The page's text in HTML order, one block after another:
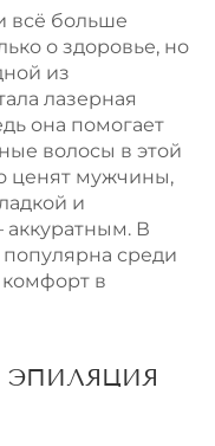
всё больше
о здоровье, но
из
лазерная
она помогает
волосы в этой
ценят мужчины,
и
В
популярна среди
комфорт в
ЭПИЛЯЦИЯ